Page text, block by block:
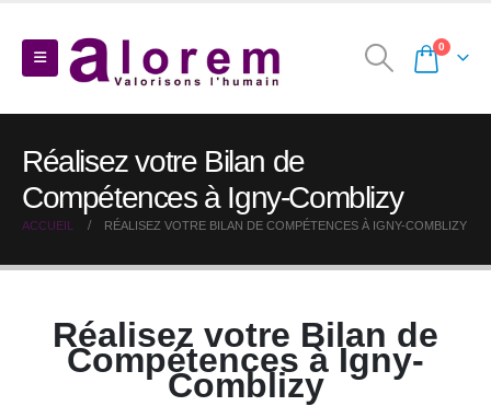
0
Réalisez votre Bilan de
Compétences à Igny-Comblizy
ACCUEIL RÉALISEZ VOTRE BILAN DE COMPÉTENCES À IGNY-COMBLIZY
Réalisez votre Bilan de
Compétences à Igny-
Comblizy